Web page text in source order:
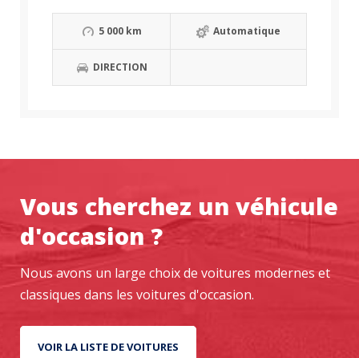
5 000 km Automatique
DIRECTION
Vous cherchez un véhicule
d'occasion ?
Nous avons un large choix de voitures modernes et
classiques dans les voitures d'occasion.
VOIR LA LISTE DE VOITURES